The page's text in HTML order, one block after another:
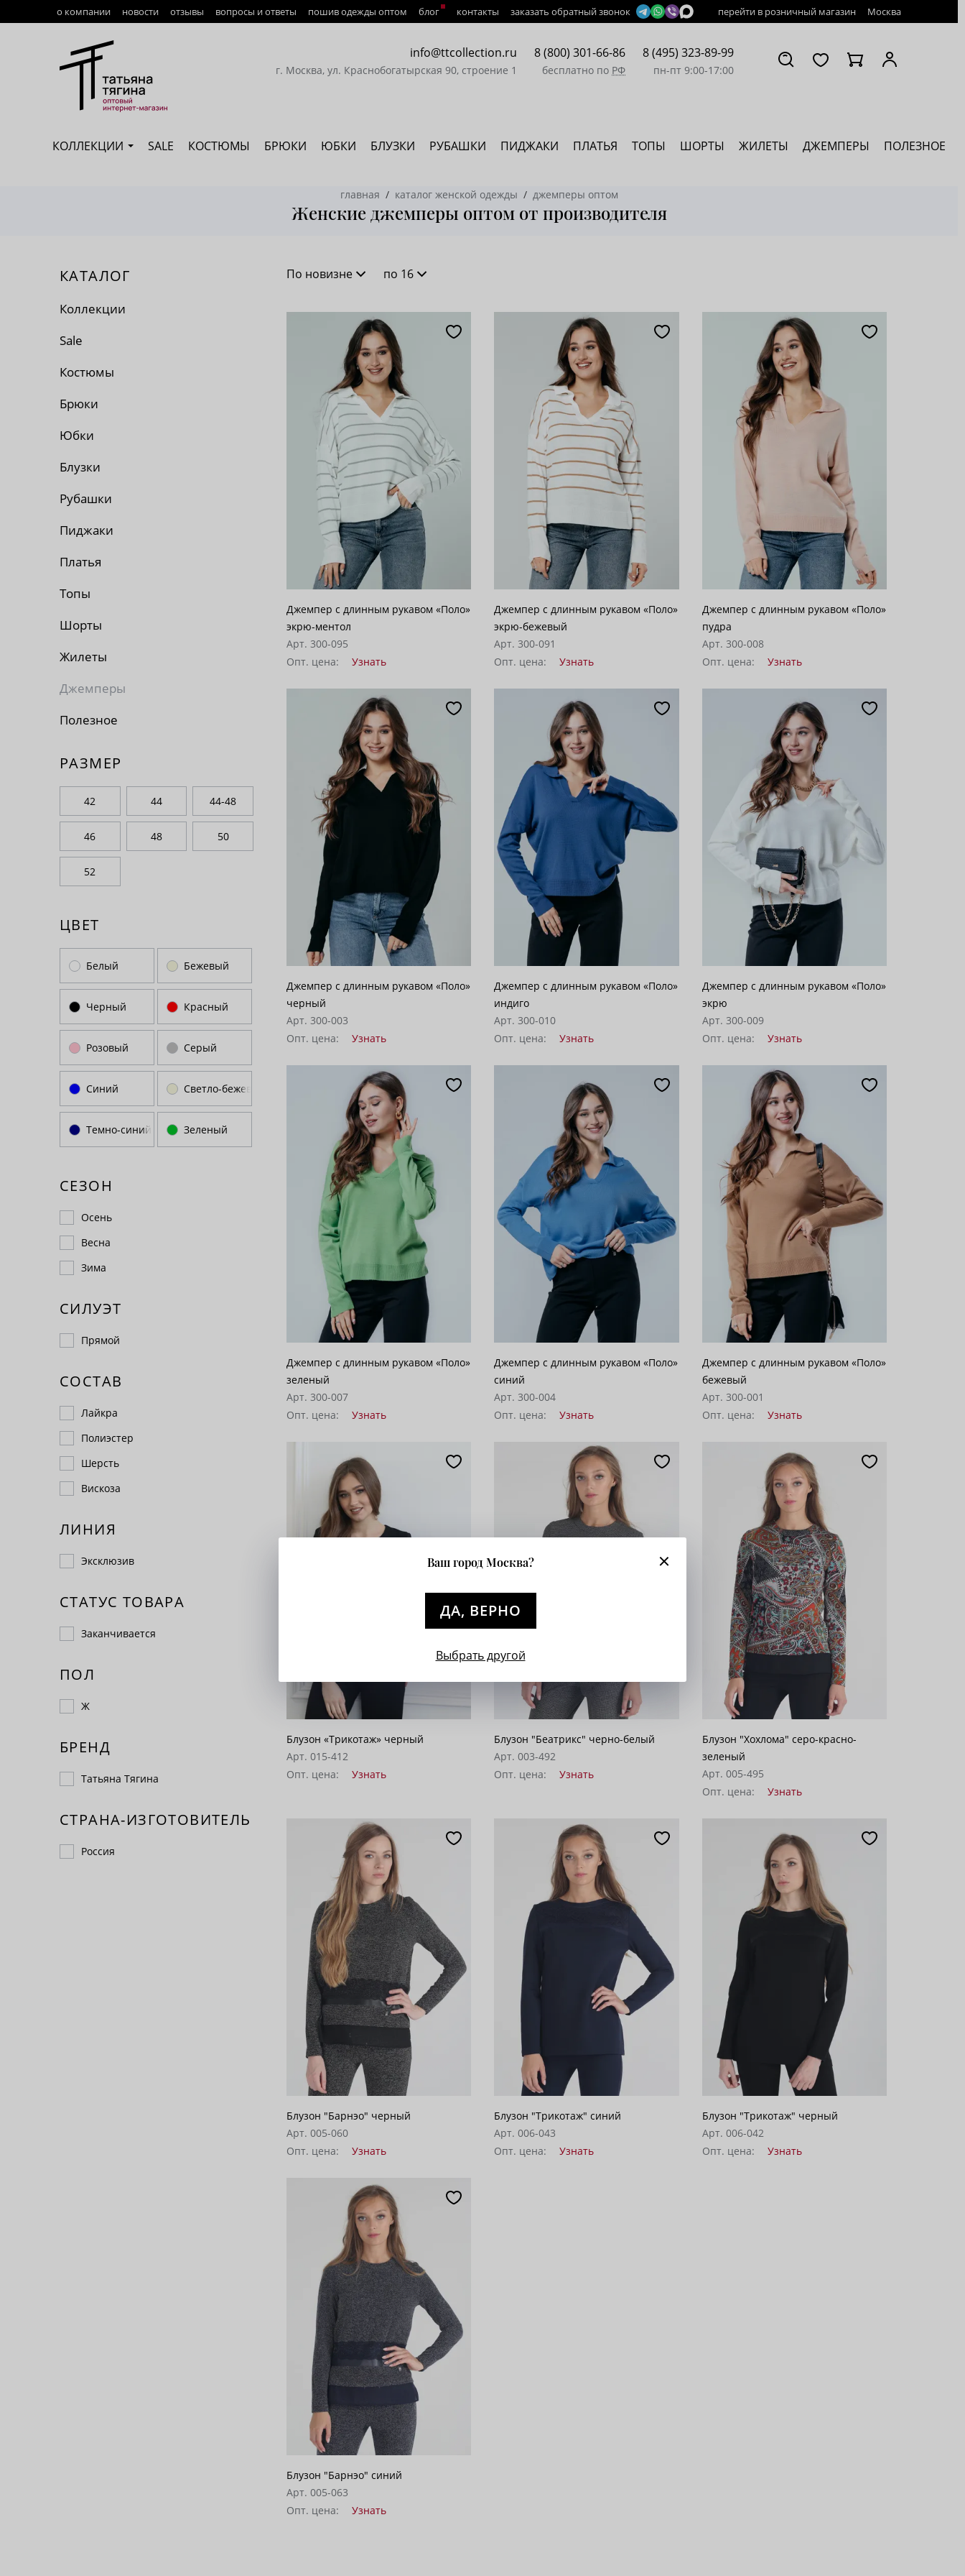
о компании
Доставка
Возврат
новости отзывы вопросы и ответы пошив одежды оптом блог контакты заказать обратный звонок перейти в розничный магазин Москва
info@ttcollection.ru
г. Москва, ул. Краснобогатырская 90, строение 1
8 (800) 301-66-86
бесплатно по РФ
8 (495) 323-89-99
пн-пт 9:00-17:00
КОЛЛЕКЦИИ SALE КОСТЮМЫ БРЮКИ ЮБКИ БЛУЗКИ РУБАШКИ ПИДЖАКИ ПЛАТЬЯ ТОПЫ ШОРТЫ ЖИЛЕТЫ ДЖЕМПЕРЫ ПОЛЕЗНОЕ
главная каталог женской одежды джемперы оптом
Женские джемперы оптом от производителя
КАТАЛОГ
Коллекции
Sale
Костюмы
Брюки
Юбки
Блузки
Рубашки
Пиджаки
Платья
Топы
Шорты
Жилеты
Джемперы
Полезное
РАЗМЕР
42 44 44-48
46 48 50
52
ЦВЕТ
Белый Бежевый
Черный Красный
Розовый Серый
Синий Светло-бежевый
Темно-синий Зеленый
СЕЗОН
Осень
Весна
Зима
СИЛУЭТ
Прямой
СОСТАВ
Лайкра
Полиэстер
Шерсть
Вискоза
ЛИНИЯ
Эксклюзив
СТАТУС ТОВАРА
Заканчивается
ПОЛ
Ж
БРЕНД
Татьяна Тягина
СТРАНА-ИЗГОТОВИТЕЛЬ
Россия
По новизне
По популярности
По возрастанию цены
По убыванию цены
по 16
62
100
Джемпер с длинным рукавом «Поло»
экрю-ментол
Арт. 300-095
Опт. цена:
Узнать
Джемпер с длинным рукавом «Поло»
экрю-бежевый
Арт. 300-091
Опт. цена:
Узнать
Джемпер с длинным рукавом «Поло»
пудра
Арт. 300-008
Опт. цена:
Узнать
Джемпер с длинным рукавом «Поло»
черный
Арт. 300-003
Опт. цена:
Узнать
Джемпер с длинным рукавом «Поло»
индиго
Арт. 300-010
Опт. цена:
Узнать
Джемпер с длинным рукавом «Поло»
экрю
Арт. 300-009
Опт. цена:
Узнать
Джемпер с длинным рукавом «Поло»
зеленый
Арт. 300-007
Опт. цена:
Узнать
Джемпер с длинным рукавом «Поло»
синий
Арт. 300-004
Опт. цена:
Узнать
Джемпер с длинным рукавом «Поло»
бежевый
Арт. 300-001
Опт. цена:
Узнать
Блузон «Трикотаж» черный
Арт. 015-412
Опт. цена:
Узнать
Блузон "Беатрикс" черно-белый
Арт. 003-492
Опт. цена:
Узнать
Блузон "Хохлома" серо-красно-
зеленый
Арт. 005-495
Опт. цена:
Узнать
Блузон "Барнэо" черный
Арт. 005-060
Опт. цена:
Узнать
Блузон "Трикотаж" синий
Арт. 006-043
Опт. цена:
Узнать
Блузон "Трикотаж" черный
Арт. 006-042
Опт. цена:
Узнать
Блузон "Барнэо" синий
Арт. 005-063
Опт. цена:
Узнать
Ваш город Москва?
ДА, ВЕРНО
Выбрать другой